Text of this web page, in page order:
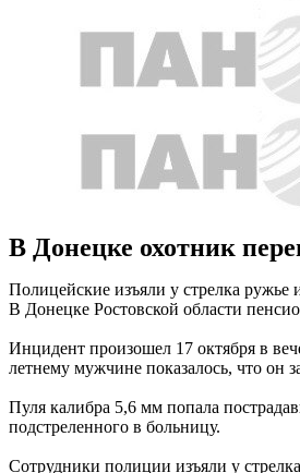
В Донецке охотник
Полицейские изъяли у стрелка ружье
В Донецке Ростовской области
Инцидент произошел 17 октября в
летнему мужчине показалось, что он
Пуля калибра 5,6 мм попала
подстреленного в больницу.
Сотрудники полиции изъяли у